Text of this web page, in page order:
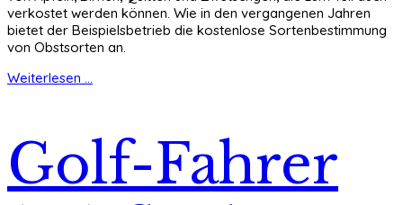
verkostet werden können. Wie in den vergangenen Jahren
bietet der Beispielsbetrieb die kostenlose Sortenbestimmung
von Obstsorten an.
Weiterlesen ...
Golf-Fahrer